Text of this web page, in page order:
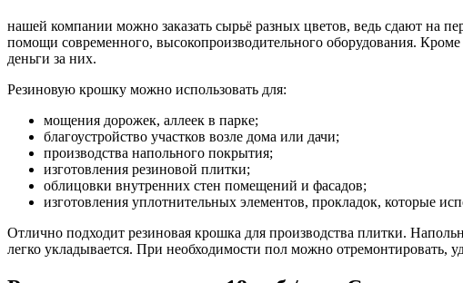
нашей компании можно заказать сырьё разных цветов, ведь сдают на
помощи современного, высокопроизводительного оборудования.
деньги за них.
Резиновую крошку можно использовать для:
мощения дорожек, аллеек в парке;
благоустройство участков возле дома или дачи;
производства напольного покрытия;
изготовления резиновой плитки;
облицовки внутренних стен помещений и фасадов;
изготовления уплотнительных элементов, прокладок, которые
Отлично подходит резиновая крошка для производства плитки.
легко укладывается. При необходимости пол можно